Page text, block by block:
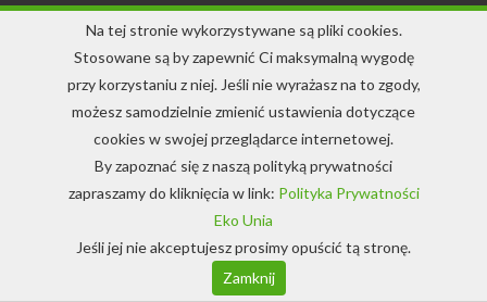
Polityka prywatności
Dane stowarzyszenia
Stowarzyszenie Ekologiczne EKO-UNIA
ul. Białoskórnicza 26, 50-134 Wrocław
Numer konta: 02 1050 1575 1000 0023 2636 8848
1,5% dla Stowarzyszenia
Ekologicznego EKO-UNIA
Na tej stronie wykorzystywane są pliki cookies.
Stosowane są by zapewnić Ci maksymalną wygodę
przy korzystaniu z niej. Jeśli nie wyrażasz na to zgody,
możesz samodzielnie zmienić ustawienia dotyczące
cookies w swojej przeglądarce internetowej.
By zapoznać się z naszą polityką prywatności
zapraszamy do kliknięcia w link: Polityka Prywatności
Eko Unia
Jeśli jej nie akceptujesz prosimy opuścić tą stronę.
Zamknij